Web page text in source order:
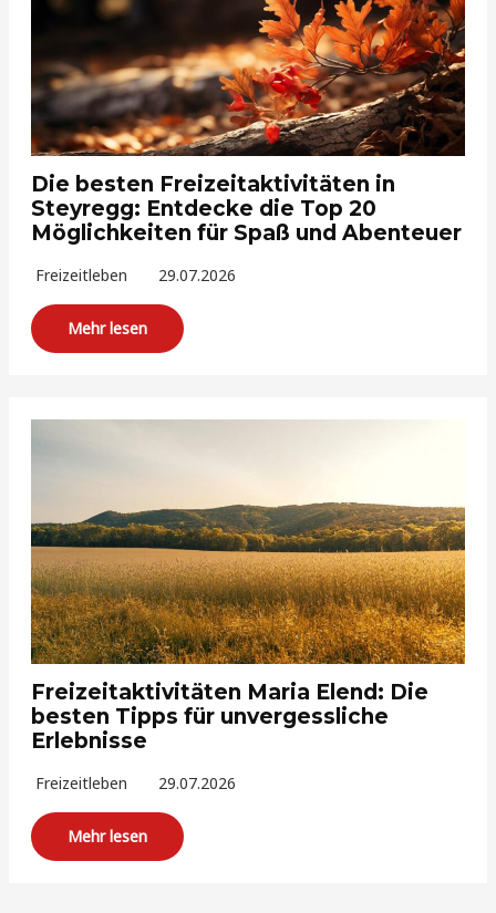
Die besten Freizeitaktivitäten in
Steyregg: Entdecke die Top 20
Möglichkeiten für Spaß und Abenteuer
Freizeitleben 29.07.2026
Mehr lesen
Freizeitaktivitäten Maria Elend: Die
besten Tipps für unvergessliche
Erlebnisse
Freizeitleben 29.07.2026
Mehr lesen